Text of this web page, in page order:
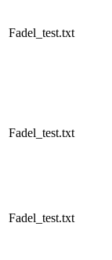
Fadel_test.txt
Fadel_test.txt
Fadel_test.txt